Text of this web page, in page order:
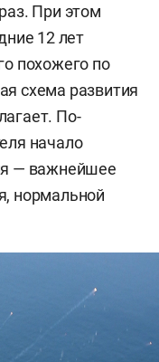
При этом
12 лет
похожего по
схема развития
По-
начало
— важнейшее
нормальной